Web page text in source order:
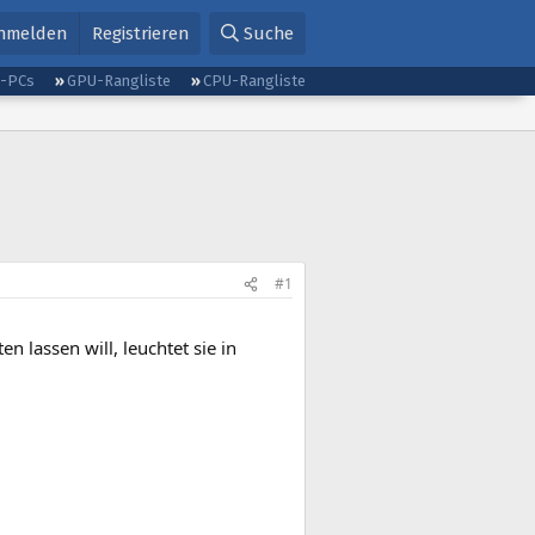
Registrieren Suche
PCs GPU-Rangliste
CPU-Rangliste
#1
lassen will, leuchtet sie in